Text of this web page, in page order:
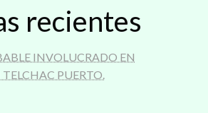
recientes
INVOLUCRADO EN
PUERTO.